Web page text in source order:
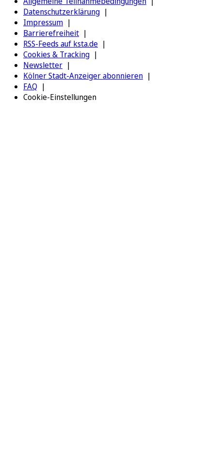
Datenschutzerklärung
Impressum
Barrierefreiheit
RSS-Feeds auf ksta.de
Cookies & Tracking
Newsletter
Kölner Stadt-Anzeiger abonnieren
FAQ
Cookie-Einstellungen